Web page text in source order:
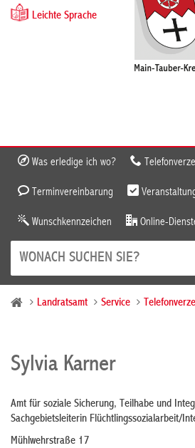
Leichte Sprache
Was erledige ich wo?
Terminvereinbarung
Wunschkennzeichen Online-
Landratsamt Service
Sylvia Karner
Amt für soziale Sicherung, Teilhabe und
Sachgebietsleiterin Flüchtlingssozialarbeit/
Mühlwehrstraße 17